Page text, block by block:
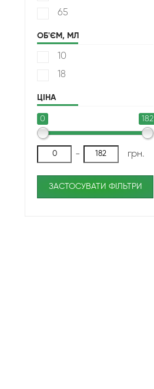
65
ОБ'ЄМ, МЛ
10
18
ЦІНА
0 182
- грн.
ЗАСТОСУВАТИ ФІЛЬТРИ